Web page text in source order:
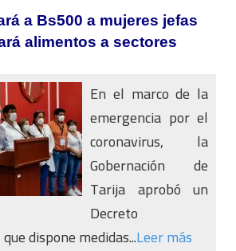
a Bs500 a mujeres jefas
alimentos a sectores
En el marco de la
emergencia por el
coronavirus, la
Gobernación de
Tarija aprobó un
Decreto
dispone medidas...Leer más